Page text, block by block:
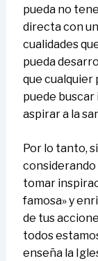
pueda no
directa con
cualidades
pueda
que cualquier
puede buscar
aspirar a la
Por lo tanto,
considerando
tomar
famosa» y
de tus
todos
enseña la